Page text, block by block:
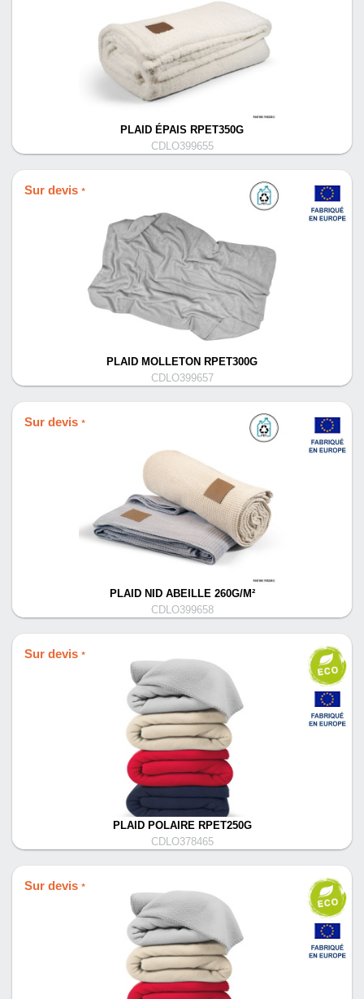
PLAID ÉPAIS RPET350G
CDLO399655
Sur devis *
PLAID MOLLETON RPET300G
CDLO399657
Sur devis *
PLAID NID ABEILLE 260G/M²
CDLO399658
Sur devis *
PLAID POLAIRE RPET250G
CDLO378465
Sur devis *